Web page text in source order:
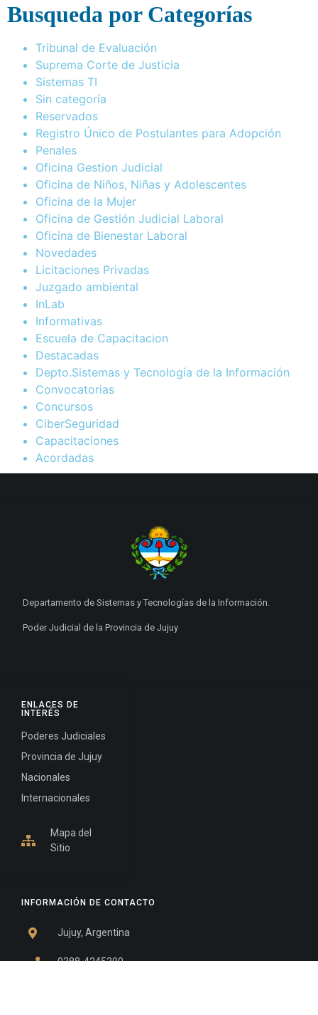
Busqueda por Categorías
Tribunal de Evaluación
Suprema Corte de Justicia
Sistemas TI
Sin categoría
Reservados
Registro Único de Postulantes para Adopción
Penales
Oficina Gestion Judicial
Oficina de Niños, Niñas y Adolescentes
Oficina de la Mujer
Oficina de Gestión Judicial Laboral
Oficina de Bienestar Laboral
Novedades
Licitaciones Privadas
Juzgado ambiental
InLab
Informativas
Escuela de Capacitacion
Destacadas
Depto.Sistemas y Tecnología de la Información
Convocatorias
Concursos
CiberSeguridad
Capacitaciones
Acordadas
INFORMACIÓN DE CONTACTO
Jujuy, Argentina
0388-4245300
ENLACES DE
INTERÉS
Poderes Judiciales
Provincia de Jujuy
Nacionales
Internacionales
Mapa del
Sitio
Departamento de Sistemas y Tecnologías de la Información.
Poder Judicial de la Provincia de Jujuy